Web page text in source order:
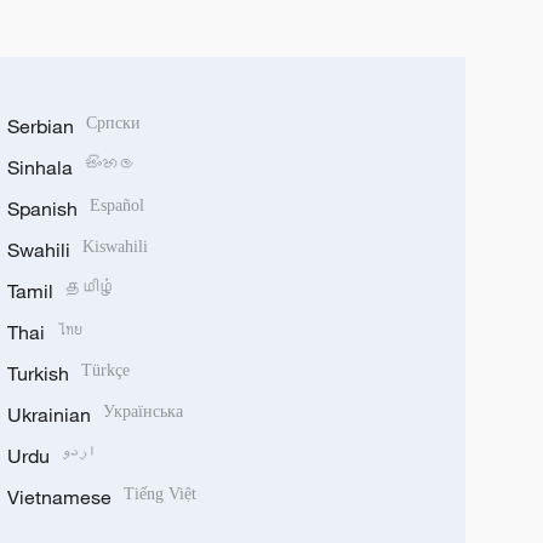
Serbian Српски
Sinhala සිංහල
Spanish Español
Swahili Kiswahili
Tamil தமிழ்
Thai ไทย
Turkish Türkçe
Ukrainian Українська
Urdu اردو
Vietnamese Tiếng Việt